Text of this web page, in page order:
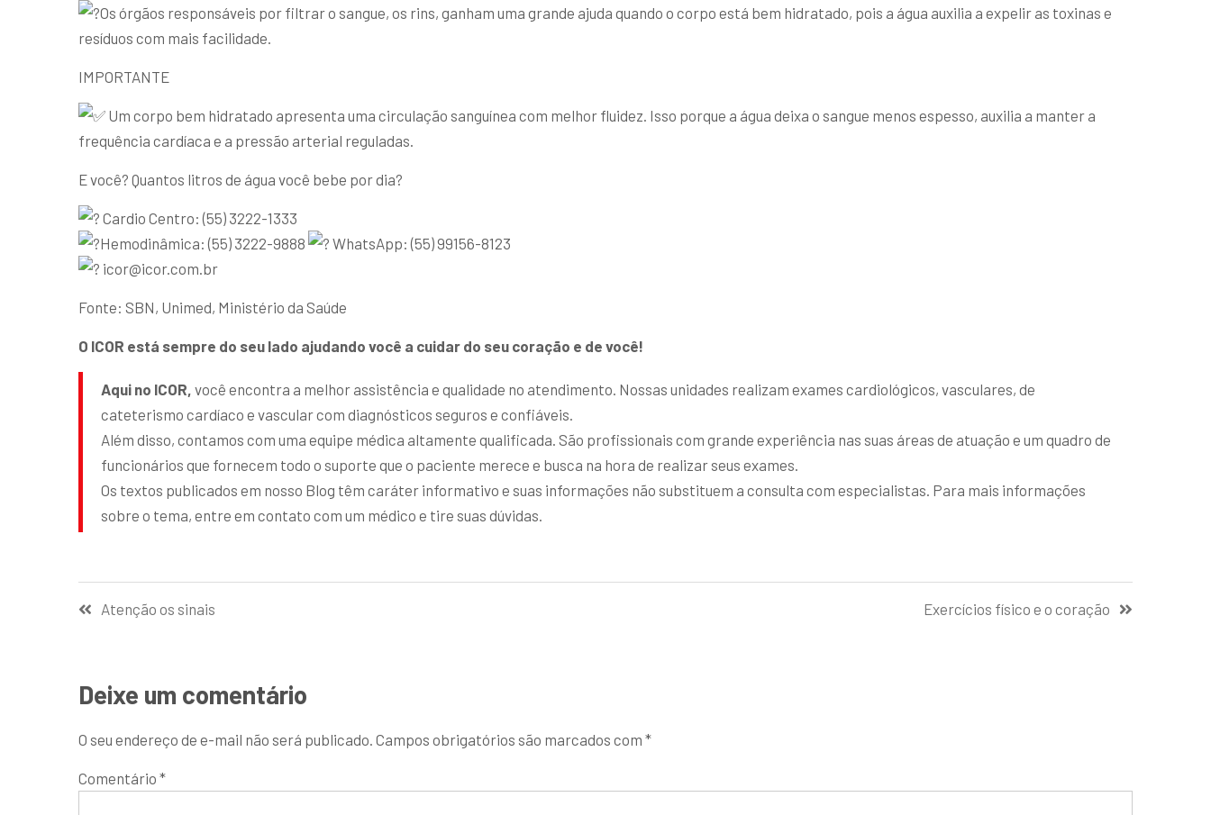
Os órgãos responsáveis por filtrar o sangue, os rins, ganham uma grande ajuda quando o corpo está bem hidratado, pois a água auxilia a expelir as toxinas e
resíduos com mais facilidade.
IMPORTANTE
Um corpo bem hidratado apresenta uma circulação sanguínea com melhor fluidez. Isso porque a água deixa o sangue menos espesso, auxilia a manter a
frequência cardíaca e a pressão arterial reguladas.
E você? Quantos litros de água você bebe por dia?
Cardio Centro: (55) 3222-1333
Hemodinâmica: (55) 3222-9888
WhatsApp: (55) 99156-8123
icor@icor.com.br
Fonte: SBN, Unimed, Ministério da Saúde
O ICOR está sempre do seu lado ajudando você a cuidar do seu coração e de você!
Aqui no ICOR, você encontra a melhor assistência e qualidade no atendimento. Nossas unidades realizam exames cardiológicos, vasculares, de
cateterismo cardíaco e vascular com diagnósticos seguros e confiáveis.
Além disso, contamos com uma equipe médica altamente qualificada. São profissionais com grande experiência nas suas áreas de atuação e um quadro de
funcionários que fornecem todo o suporte que o paciente merece e busca na hora de realizar seus exames.
Os textos publicados em nosso Blog têm caráter informativo e suas informações não substituem a consulta com especialistas. Para mais informações
sobre o tema, entre em contato com um médico e tire suas dúvidas.
Atenção os sinais Exercícios físico e o coração
Deixe um comentário
O seu endereço de e-mail não será publicado. Campos obrigatórios são marcados com *
Comentário *